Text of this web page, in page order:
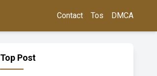
Contact Tos DMCA
Top Post